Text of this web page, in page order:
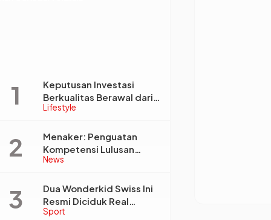
Lifestyle
Keputusan Investasi
Berkualitas Berawal dari
Tata Kelola Informasi,
Sekadar Analisis
News
Menaker: Penguatan
Kompetensi Lulusan
Perguruan Tinggi Jadi
Kebutuhan Dunia Kerja
Sport
Dua Wonderkid Swiss Ini
Resmi Diciduk Real
Madrid dan Juventus,